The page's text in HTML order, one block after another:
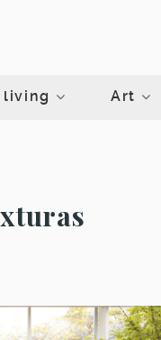
living Art